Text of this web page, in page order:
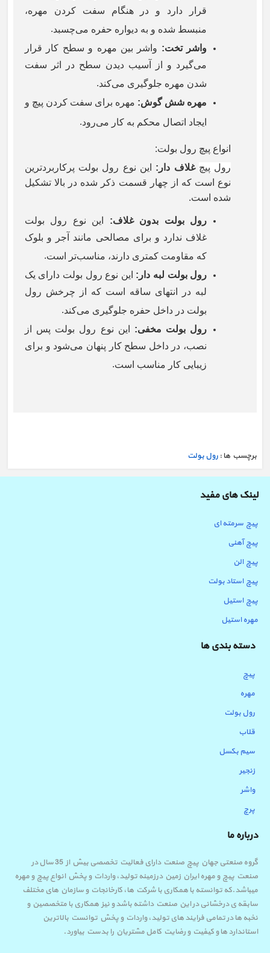
قرار دارد و در هنگام سفت کردن مهره،
منبسط شده و به دیواره حفره می‌چسبد.
واشر تخت: واشر بین مهره و سطح کار قرار
می‌گیرد و از آسیب دیدن سطح در اثر سفت
شدن مهره جلوگیری می‌کند.
مهره شش گوش: مهره برای سفت کردن پیچ و
ایجاد اتصال محکم به کار می‌رود.
انواع پیچ رول بولت:
رول پیچ غلاف دار :
این نوع رول بولت پرکاربردترین
نوع است که از چهار قسمت ذکر شده در بالا تشکیل
شده است.
رول بولت بدون غلاف: این نوع رول بولت
غلاف ندارد و برای مصالحی مانند آجر و بلوک
که مقاومت کمتری دارند، مناسب‌تر است.
رول بولت لبه دار : این نوع رول بولت دارای یک
لبه در انتهای ساقه است که از چرخش رول
بولت در داخل حفره جلوگیری می‌کند.
رول بولت مخفی: این نوع رول بولت پس از
نصب، در داخل سطح کار پنهان می‌شود و برای
زیبایی کار مناسب است.
برچسب ها : رول بولت
لینک های مفید
پیچ سرمته ای
پیچ آهنی
پیچ الن
پیچ استاد بولت
پیچ استیل
مهره استیل
دسته بندی ها
پیچ
مهره
رول بولت
قلاب
سیم بکسل
زنجیر
واشر
پرچ
درباره ما
گروه صنعتی جهان پیچ صنعت دارای فعالیت تخصصی بیش از 35 سال در
صنعت پیچ و مهره ایران زمین درزمینه تولید، واردات و پخش انواع پیچ و مهره
میباشد.که توانسته با همکاری با شرکت ها، کارخانجات و سازمان های مختلف
سابقه ی درخشانی در این صنعت داشته باشد و نیز همکاری با متخصصین و
نخبه ها در تمامی فرایند های تولید، واردات و پخش توانست بالاترین
استاندارد ها و کیفیت و رضایت کامل مشتریان را بدست بیاورد.